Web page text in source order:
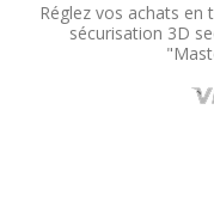
Réglez vos achats
sécurisation 3D